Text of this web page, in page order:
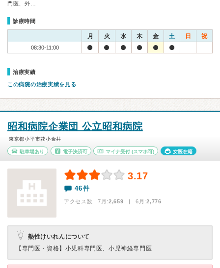
門医、外…
診療時間
月 火 水 木 金 土 日 祝
08:30-11:00
治療実績
この病院の治療実績を見る
昭和病院企業団 公立昭和病院
東京都小平市花小金井
駐車場あり 電子決済可 マイナ受付 (スマホ可) 女医在籍
3.17
46件
アクセス数 7月:2,659 | 6月:2,776
熱性けいれんについて
【専門医・資格】 小児科専門医、小児神経専門医